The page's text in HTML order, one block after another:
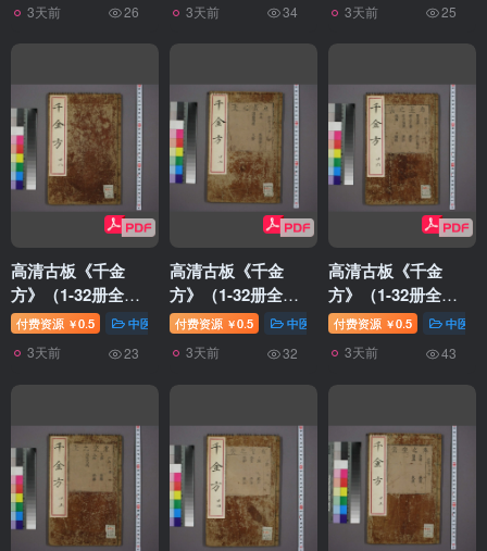
3天前 26 3天前 34 3天前 25
高清古板《千金
方》（1-32册全）
28
付费资源 ￥0.5 中医针灸
3天前 23
高清古板《千金
方》（1-32册全）
27
付费资源 ￥0.5 中医针灸
3天前 32
高清古板《千金
方》（1-32册全）
26
付费资源 ￥0.5 中医针
3天前 43